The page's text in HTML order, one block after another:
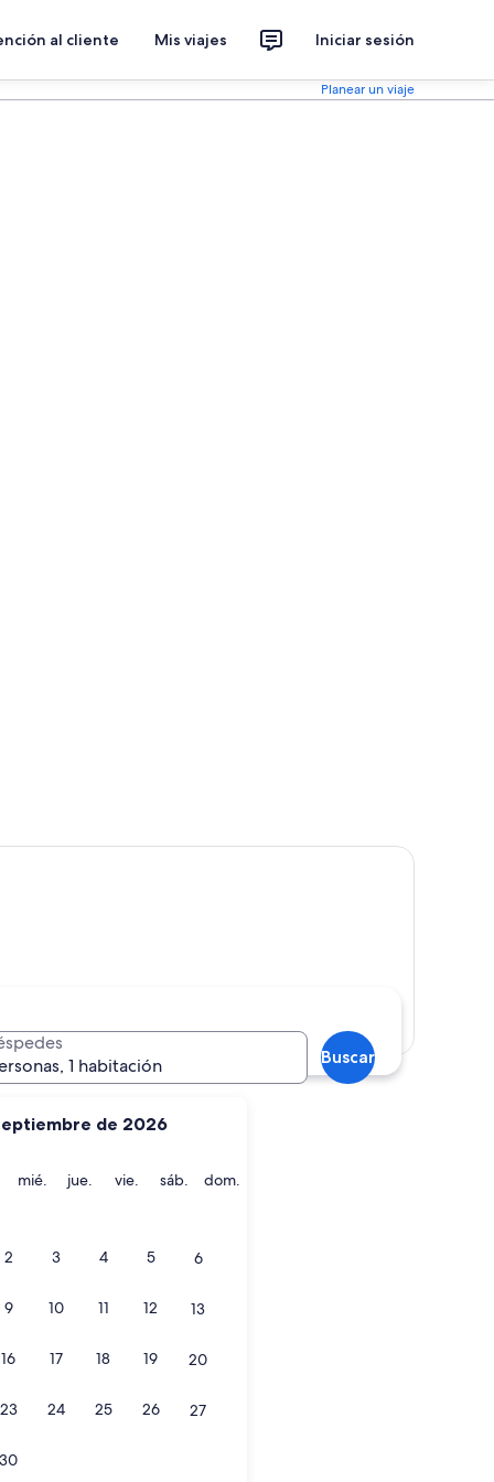
al cliente Mis viajes Iniciar sesión
Planear un viaje
de 2026
martes
mié. miércoles
jue. jueves
vie. viernes
sáb. sábado
dom.
2 3 4 5 6
9 10 11 12 13
16 17 18 19 20
23 24 25 26 27
30
1 habitación
Buscar
Mostrar mapa